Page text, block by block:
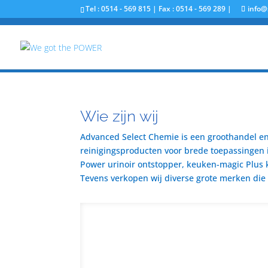
Tel : 0514 - 569 815 | Fax : 0514 - 569 289 |
Wie zijn wij
Advanced Select Chemie is een groothandel
reinigingsproducten voor brede
Power urinoir ontstopper, keuken-magic
Tevens verkopen wij diverse grote merken